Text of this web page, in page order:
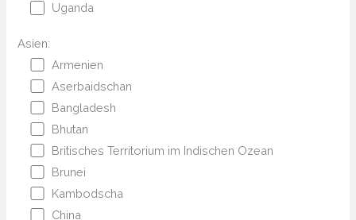
Uganda
Asien:
Armenien
Aserbaidschan
Bangladesh
Bhutan
Britisches Territorium im Indischen Ozean
Brunei
Kambodscha
China